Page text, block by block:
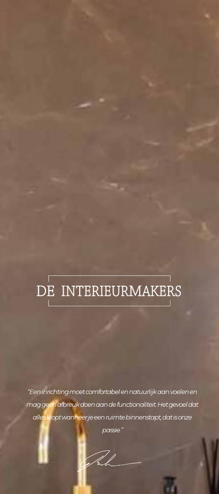
“Een inrichting moet comfortabel en natuurlijk aan voelen en
mag geen afbreuk doen aan de functionaliteit. Het gevoel dat
alles klopt wanneer je een ruimte binnenstapt, dat is onze
passie.”